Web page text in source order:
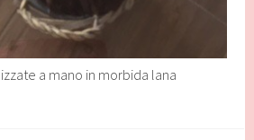
a mano in morbida lana